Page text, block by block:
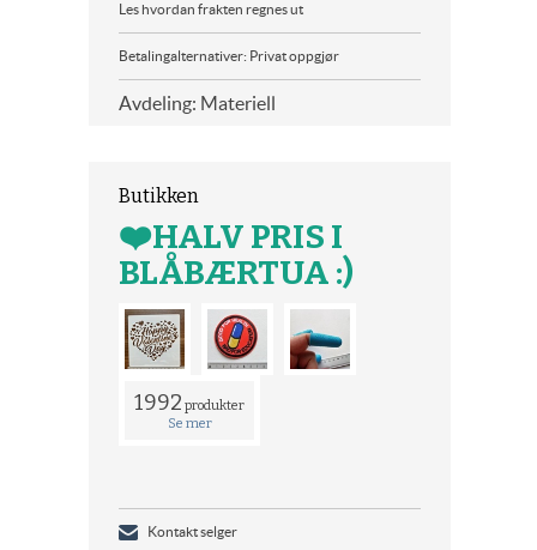
Les hvordan frakten regnes ut
Betalingalternativer: Privat oppgjør
Avdeling: Materiell
Butikken
❤️HALV PRIS I
BLÅBÆRTUA :)
1992 produkter
Se mer
Kontakt selger